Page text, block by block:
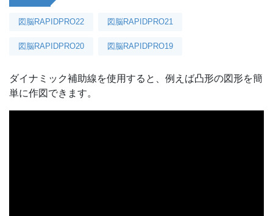
図脳RAPIDPRO22 図脳RAPIDPRO21
図脳RAPIDPRO20 図脳RAPIDPRO19
ダイナミック補助線を使用すると、例えば凸形の図形を簡
単に作図できます。